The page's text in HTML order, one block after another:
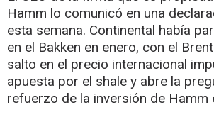
Hamm lo comunicó en una
esta semana. Continental había
en el Bakken en enero, con el
salto en el precio internacional
apuesta por el shale y abre la
refuerzo de la inversión de Hamm